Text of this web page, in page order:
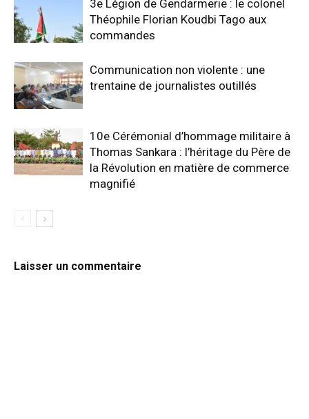
3e Légion de Gendarmerie : le colonel
Théophile Florian Koudbi Tago aux
commandes
Communication non violente : une
trentaine de journalistes outillés
10e Cérémonial d’hommage militaire à
Thomas Sankara : l’héritage du Père de
la Révolution en matière de commerce
magnifié
Laisser un commentaire